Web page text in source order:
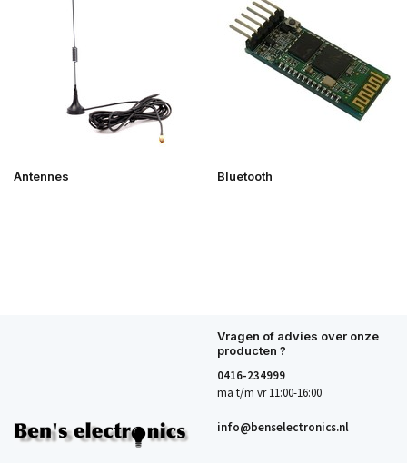
Antennes Bluetooth
Vragen of advies over onze
producten ?
0416-234999
ma t/m vr 11:00-16:00
info@benselectronics.nl